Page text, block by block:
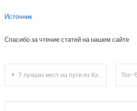
Источник
Спасибо за чтение статей на нашем сайте
Навигация
по
7 лучших мест на пути из Каппадокии к Эгейскому морю через Анатолию